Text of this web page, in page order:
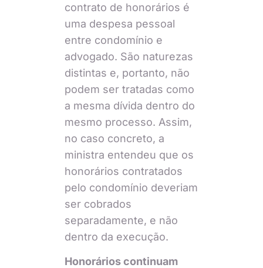
contrato de honorários é
uma despesa pessoal
entre condomínio e
advogado. São naturezas
distintas e, portanto, não
podem ser tratadas como
a mesma dívida dentro do
mesmo processo. Assim,
no caso concreto, a
ministra entendeu que os
honorários contratados
pelo condomínio deveriam
ser cobrados
separadamente, e não
dentro da execução.
Honorários continuam